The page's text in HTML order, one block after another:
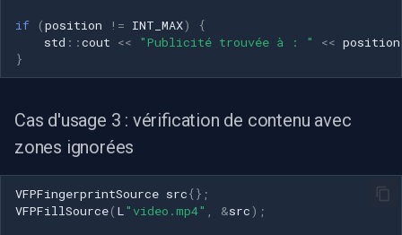
if (position != INT_MAX)
{
std ::cout << "Publicité trouvée à : " << position
}
Cas d'usage 3 : vérification de contenu avec
zones ignorées
VFPFingerprintSource src{};
VFPFillSource( L "video.mp4" &src);